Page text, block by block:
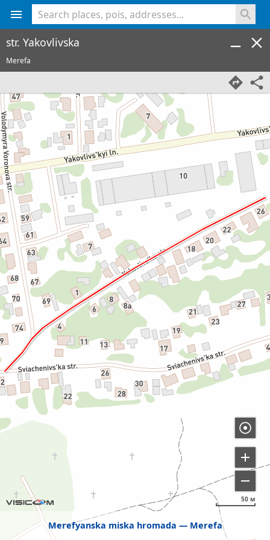
Merefyanska miska hromada Merefa
50 м
str. Yakovlivska
Merefa
<% console.log(hcard) %>